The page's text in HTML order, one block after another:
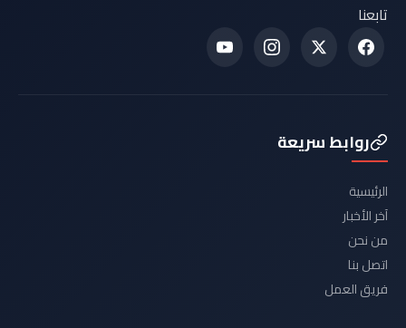
تابعنا
روابط سريعة
الرئيسية
آخر الأخبار
من نحن
اتصل بنا
فريق العمل